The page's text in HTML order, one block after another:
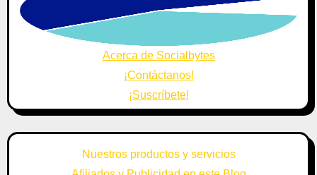
Acerca de Socialbytes
¡Contáctanos!
¡Suscríbete!
Nuestros productos y servicios